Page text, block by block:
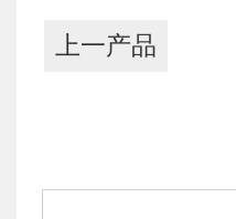
上一产品